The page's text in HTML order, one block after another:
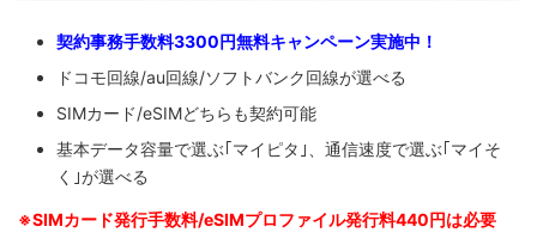
契約事務手数料3300円無料キャンペーン実施中！
ドコモ回線/au回線/ソフトバンク回線が選べる
SIMカード/eSIMどちらも契約可能
基本データ容量で選ぶ｢マイピタ｣、通信速度で選ぶ｢マイそ
く｣が選べる
※SIMカード発行手数料/eSIMプロファイル発行料440円は必要